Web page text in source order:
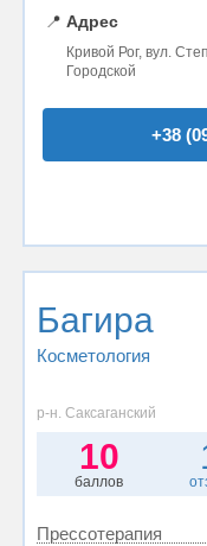
📍 Адрес
Кривой Рог, вул.
Городской
+38
Багира
Косметология
р-н. Саксаганский
10
баллов
Прессотерапия